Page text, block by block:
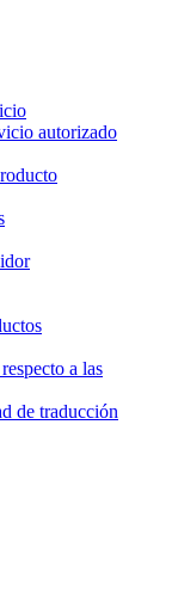
autorizado
a las
de traducción